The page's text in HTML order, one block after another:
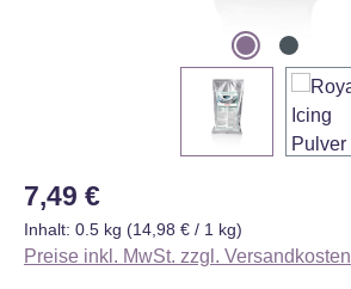
Regulärer Preis:
7,49 €
Inhalt: 0.5 kg (14,98 € / 1 kg)
Preise inkl. MwSt. zzgl. Versandkosten